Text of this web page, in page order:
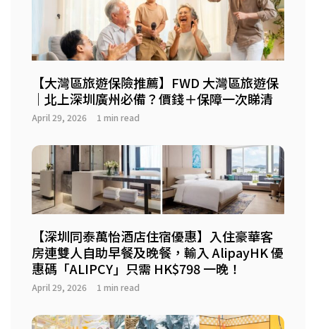
【大灣區旅遊保險推薦】FWD 大灣區旅遊保
｜北上深圳廣州必備？價錢＋保障一次睇清
April 29, 2026 1 min read
【深圳同泰萬怡酒店住宿優惠】入住豪華客
房連雙人自助早餐及晚餐，輸入 AlipayHK 優
惠碼「ALIPCY」只需 HK$798 一晚！
April 29, 2026 1 min read